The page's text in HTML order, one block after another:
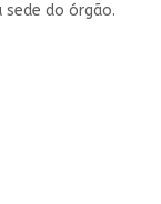
do órgão.